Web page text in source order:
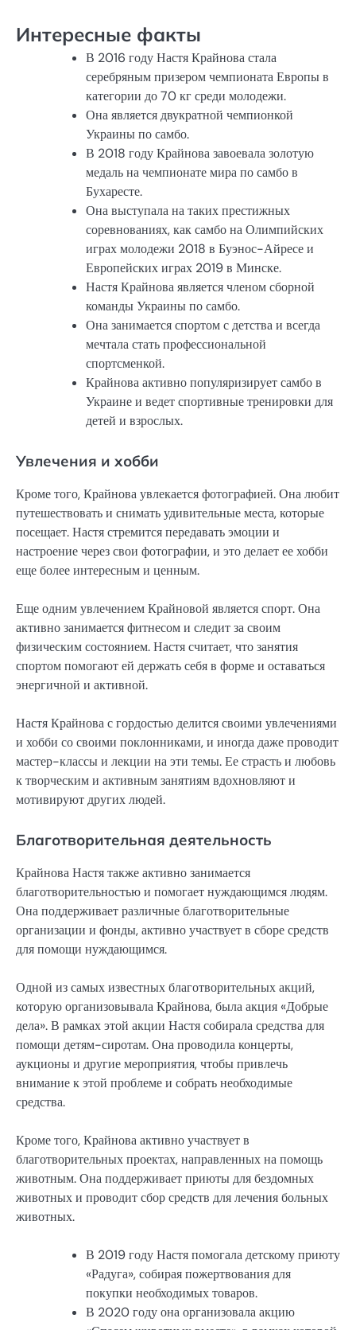
Интересные факты
В 2016 году Настя Крайнова стала
серебряным призером чемпионата Европы в
категории до 70 кг среди молодежи.
Она является двукратной чемпионкой
Украины по самбо.
В 2018 году Крайнова завоевала золотую
медаль на чемпионате мира по самбо в
Бухаресте.
Она выступала на таких престижных
соревнованиях, как самбо на Олимпийских
играх молодежи 2018 в Буэнос-Айресе и
Европейских играх 2019 в Минске.
Настя Крайнова является членом сборной
команды Украины по самбо.
Она занимается спортом с детства и всегда
мечтала стать профессиональной
спортсменкой.
Крайнова активно популяризирует самбо в
Украине и ведет спортивные тренировки для
детей и взрослых.
Увлечения и хобби
Кроме того, Крайнова увлекается фотографией. Она любит
путешествовать и снимать удивительные места, которые
посещает. Настя стремится передавать эмоции и
настроение через свои фотографии, и это делает ее хобби
еще более интересным и ценным.
Еще одним увлечением Крайновой является спорт. Она
активно занимается фитнесом и следит за своим
физическим состоянием. Настя считает, что занятия
спортом помогают ей держать себя в форме и оставаться
энергичной и активной.
Настя Крайнова с гордостью делится своими увлечениями
и хобби со своими поклонниками, и иногда даже проводит
мастер-классы и лекции на эти темы. Ее страсть и любовь
к творческим и активным занятиям вдохновляют и
мотивируют других людей.
Благотворительная деятельность
Крайнова Настя также активно занимается
благотворительностью и помогает нуждающимся людям.
Она поддерживает различные благотворительные
организации и фонды, активно участвует в сборе средств
для помощи нуждающимся.
Одной из самых известных благотворительных акций,
которую организовывала Крайнова, была акция «Добрые
дела». В рамках этой акции Настя собирала средства для
помощи детям-сиротам. Она проводила концерты,
аукционы и другие мероприятия, чтобы привлечь
внимание к этой проблеме и собрать необходимые
средства.
Кроме того, Крайнова активно участвует в
благотворительных проектах, направленных на помощь
животным. Она поддерживает приюты для бездомных
животных и проводит сбор средств для лечения больных
животных.
В 2019 году Настя помогала детскому приюту
«Радуга», собирая пожертвования для
покупки необходимых товаров.
В 2020 году она организовала акцию